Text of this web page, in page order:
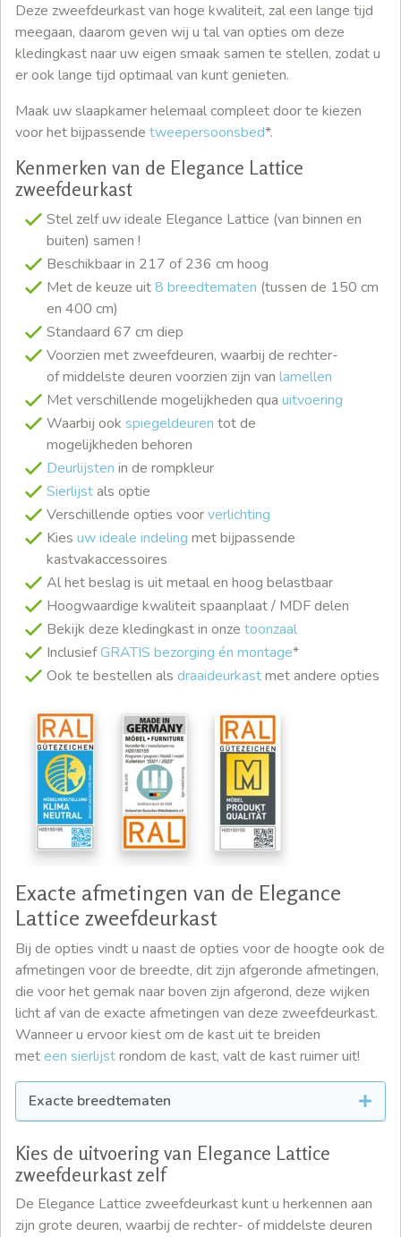
Deze zweefdeurkast van hoge kwaliteit, zal een lange tijd
meegaan, daarom geven wij u tal van opties om deze
kledingkast naar uw eigen smaak samen te stellen, zodat u
er ook lange tijd optimaal van kunt genieten.
Maak uw slaapkamer helemaal compleet door te kiezen
voor het bijpassende tweepersoonsbed*.
Kenmerken van de Elegance Lattice
zweefdeurkast
Stel zelf uw ideale Elegance Lattice (van binnen en
buiten) samen !
Beschikbaar in 217 of 236 cm hoog
Met de keuze uit8 breedtematen (tussen de 150 cm
en 400 cm)
Standaard 67 cm diep
Voorzien met zweefdeuren, waarbij de rechter-
of middelste deuren voorzien zijn van lamellen
Met verschillende mogelijkheden qua uitvoering
Waarbij ook spiegeldeuren tot de
mogelijkheden behoren
Deurlijsten in de rompkleur
Sierlijstals optie
Verschillende opties voorverlichting
Kies uw ideale indeling met bijpassende
kastvakaccessoires
Al het beslag is uit metaal en hoog belastbaar
Hoogwaardige kwaliteit spaanplaat / MDF delen
Bekijk deze kledingkast in onze toonzaal
InclusiefGRATIS bezorging én montage*
Ook te bestellen als draaideurkastmet andere opties
Exacte afmetingen van de Elegance
Lattice zweefdeurkast
Bij de opties vindt u naast de opties voor de hoogte ook de
afmetingen voor de breedte, dit zijn afgeronde afmetingen,
die voor het gemak naar boven zijn afgerond, deze wijken
licht af van de exacte afmetingen van deze zweefdeurkast.
Wanneer u ervoor kiest om de kast uit te breiden
meteen sierlijstrondom de kast, valt de kast ruimer uit!
Exacte breedtematen
Kies de uitvoering van Elegance Lattice
zweefdeurkast zelf
De Elegance Lattice zweefdeurkast kunt u herkennen aan
zijn grote deuren, waarbij de rechter- of middelste deuren